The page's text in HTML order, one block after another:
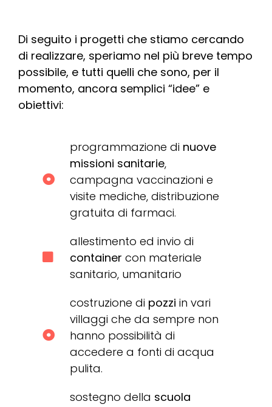
Di seguito i progetti che stiamo cercando
di realizzare, speriamo nel più breve tempo
possibile, e tutti quelli che sono, per il
momento, ancora semplici “idee” e
obiettivi:
programmazione di nuove
missioni sanitarie,
campagna vaccinazioni e
visite mediche, distribuzione
gratuita di farmaci.
allestimento ed invio di
container con materiale
sanitario, umanitario
costruzione di pozzi in vari
villaggi che da sempre non
hanno possibilità di
accedere a fonti di acqua
pulita.
sostegno della scuola